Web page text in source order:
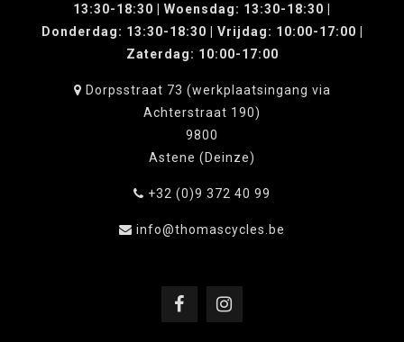
13:30-18:30 | Woensdag: 13:30-18:30 |
Donderdag: 13:30-18:30 | Vrijdag: 10:00-17:00 |
Zaterdag: 10:00-17:00
Dorpsstraat 73 (werkplaatsingang via
Achterstraat 190)
9800
Astene (Deinze)
+32 (0)9 372 40 99
info@thomascycles.be